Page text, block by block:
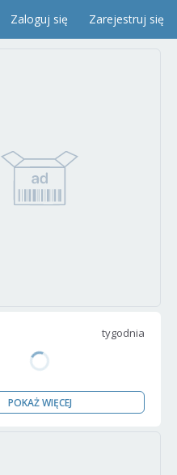
Zaloguj się Zarejestruj się
tygodnia
POKAŻ WIĘCEJ